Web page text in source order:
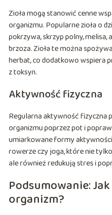
Zioła mogą stanowić cenne
organizmu. Popularne zioła o
pokrzywa, skrzyp polny, melisa,
brzoza. Zioła te można
herbat, co dodatkowo wspiera
z toksyn.
Aktywność fizyczna
Regularna aktywność fizyczna
organizmu poprzez pot i
umiarkowane formy
rowerze czy joga, które nie
ale również redukują stres i
Podsumowanie:
organizm?